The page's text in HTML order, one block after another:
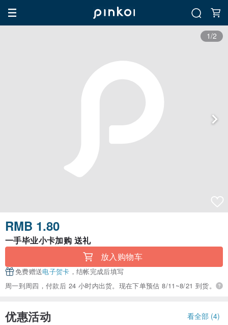
1/2
RMB 1.80
一手毕业小卡加购 送礼
放入购物车
免费赠送电子贺卡 ，结帐完成后填写
周一到周四，付款后 24 小时内出货。现在下单预估 8/11~8/21 到货。
优惠活动 看全部 (4)